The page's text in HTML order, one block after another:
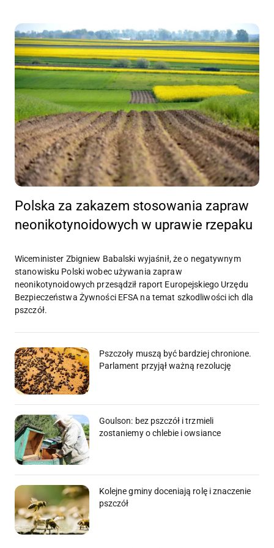
Polska za zakazem stosowania zapraw
neonikotynoidowych w uprawie rzepaku
Wiceminister Zbigniew Babalski wyjaśnił, że o negatywnym
stanowisku Polski wobec używania zapraw
neonikotynoidowych przesądził raport Europejskiego Urzędu
Bezpieczeństwa Żywności EFSA na temat szkodliwości ich dla
pszczół.
Pszczoły muszą być bardziej chronione.
Parlament przyjął ważną rezolucję
Goulson: bez pszczół i trzmieli
zostaniemy o chlebie i owsiance
Kolejne gminy doceniają rolę i znaczenie
pszczół